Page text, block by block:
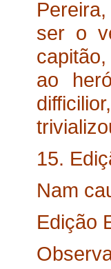
ser o
ao
15.
Nam
Edição